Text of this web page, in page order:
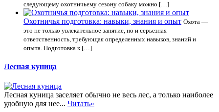
следующему охотничьему сезону собаку можно […]
Охотничья подготовка: навыки, знания и опыт Охота —
это не только увлекательное занятие, но и серьезная
ответственность, требующая определенных навыков, знаний и
опыта. Подготовка к […]
Лесная куница
Лесная куница заселяет обычно не весь лес, а только наиболее
удобную для нее... Читать»